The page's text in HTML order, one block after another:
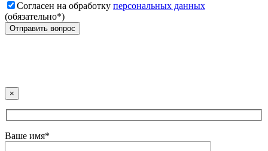
Согласен на обработку персональных данных
(обязательно*)
×
Ваше имя*